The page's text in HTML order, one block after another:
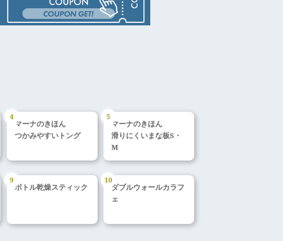
マーナのきほん
つかみやすいトング
マーナのきほん
滑りにくいまな板S・
M
ボトル乾燥スティック
ダブルウォールカラフ
ェ